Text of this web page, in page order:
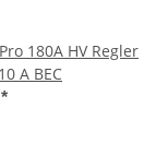
180A HV Regler
A BEC
*